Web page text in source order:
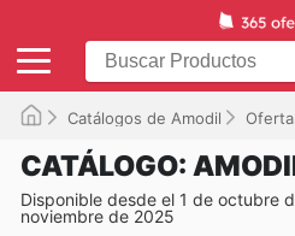
Catálogos de Amodil
CATÁLOGO:
Disponible desde el 1 de octubre
noviembre de 2025